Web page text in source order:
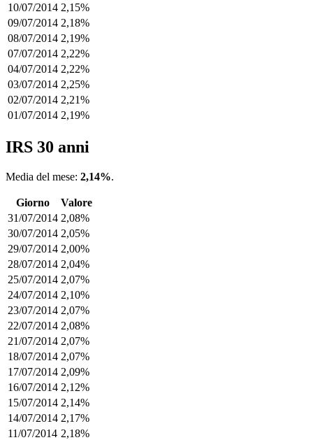
10/07/2014 2,15%
09/07/2014 2,18%
08/07/2014 2,19%
07/07/2014 2,22%
04/07/2014 2,22%
03/07/2014 2,25%
02/07/2014 2,21%
01/07/2014 2,19%
IRS 30 anni
Media del mese: 2,14%.
Giorno
Valore
31/07/2014 2,08%
30/07/2014 2,05%
29/07/2014 2,00%
28/07/2014 2,04%
25/07/2014 2,07%
24/07/2014 2,10%
23/07/2014 2,07%
22/07/2014 2,08%
21/07/2014 2,07%
18/07/2014 2,07%
17/07/2014 2,09%
16/07/2014 2,12%
15/07/2014 2,14%
14/07/2014 2,17%
11/07/2014 2,18%